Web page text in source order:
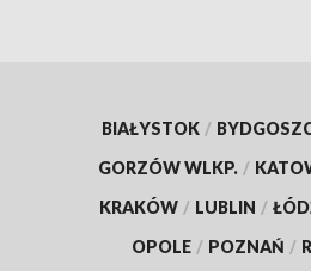
BIAŁYSTOK /
GORZÓW WLKP. /
KRAKÓW / LUBLIN /
OPOLE / POZNAŃ /